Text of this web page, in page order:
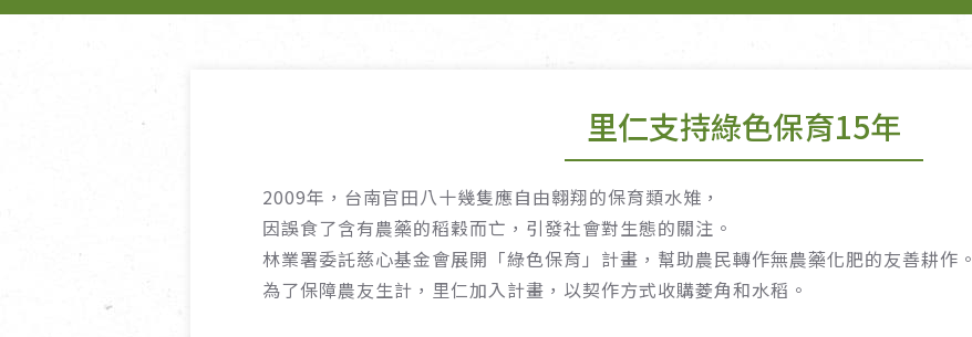
里仁支持綠色保育15年
2009年，台南官田八十幾隻應自由翱翔的保育類水雉，
因誤食了含有農藥的稻穀而亡，引發社會對生態的關注。
林業署委託慈心基金會展開「綠色保育」計畫，幫助農民轉作無農藥化肥的友善耕作。
為了保障農友生計，里仁加入計畫，以契作方式收購菱角和水稻。